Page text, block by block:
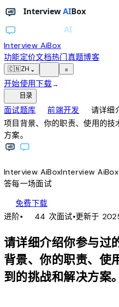
Interview AiBox
功能定价文档热门真题博客
🇨🇳ZH ⌄ ≡
开始使用下载→
目录
面试题库chevron_right前端开发chevron_right
请详细
项目背景、你的职责、使用的
方案。
Interview AiBoxInterviewAiBox
答每一场面试
免费下载
进阶• 44 次面试•更新于
请详细介绍你参与过
背景、你的职责、使
到的挑战和解决方案。